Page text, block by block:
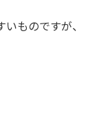
ものですが、